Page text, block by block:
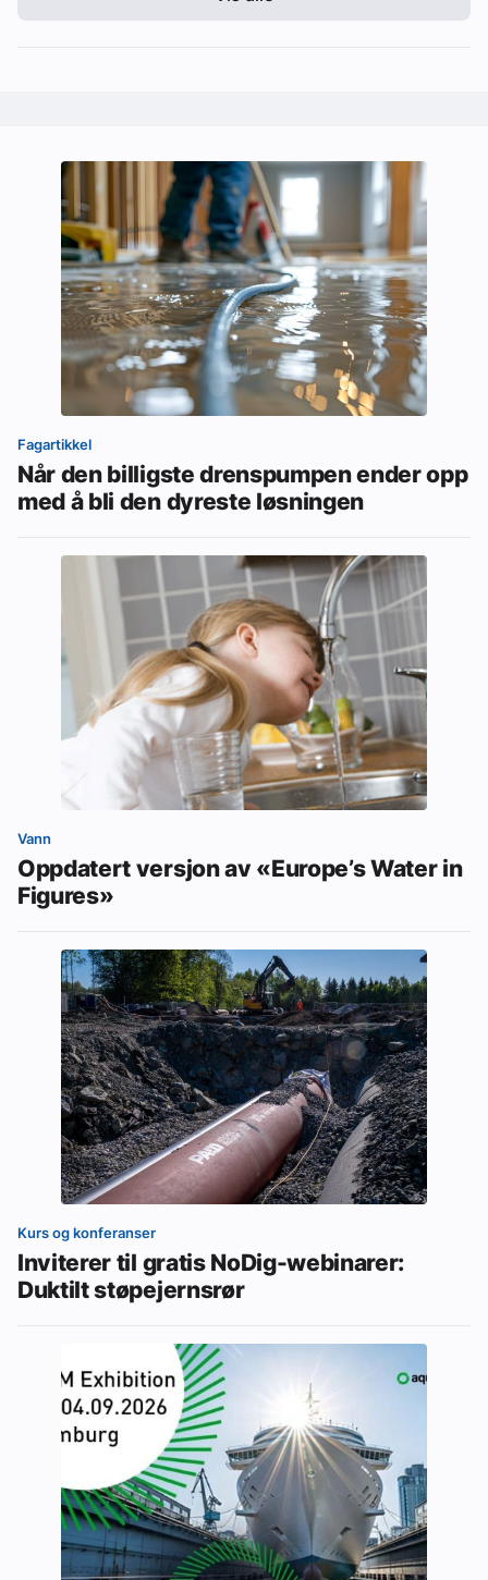
Fagartikkel
Når den billigste drenspumpen ender opp
med å bli den dyreste løsningen
Vann
Oppdatert versjon av «Europe’s Water in
Figures»
Kurs og konferanser
Inviterer til gratis NoDig-webinarer:
Duktilt støpejernsrør